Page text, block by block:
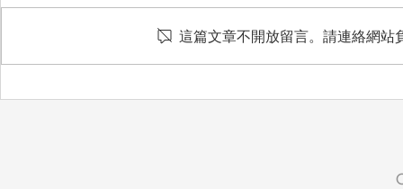
愛惜
想把最好的
這篇文章不開放留言。請連絡網站